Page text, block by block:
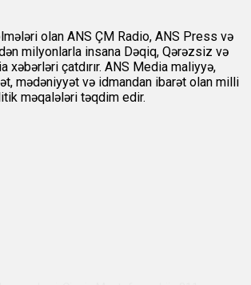
olan ANS ÇM Radio, ANS Press və
milyonlarla insana Dəqiq, Qərəzsiz və
xəbərləri çatdırır. ANS Media maliyyə,
mədəniyyət və idmandan ibarət olan milli
məqalələri təqdim edir.